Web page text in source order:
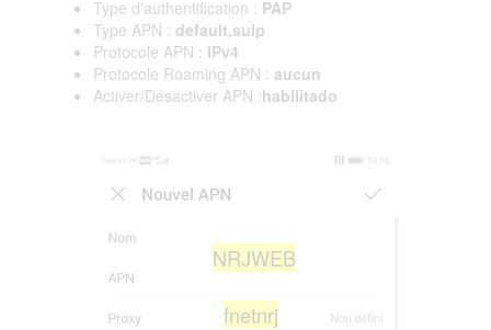
Type d'authentification : PAP
Type APN : default,sulp
Protocole APN : IPv4
Protocole Roaming APN : aucun
Activer/Désactiver APN :habilitado
fnetnrj
NRJWEB